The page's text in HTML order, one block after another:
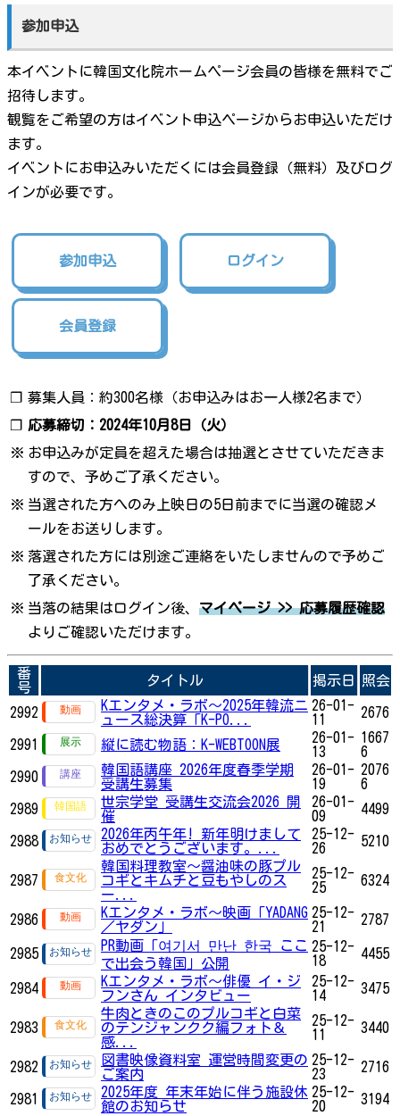
参加申込
本イベントに韓国文化院ホームページ会員の皆様を無料でご
招待します。
観覧をご希望の方はイベント申込ページからお申込いただけ
ます。
イベントにお申込みいただくには会員登録（無料）及びログ
インが必要です。
参加申込 ログイン
会員登録
❐ 募集人員：約300名様（お申込みはお一人様2名まで）
❐ 応募締切：2024年10月8日（火）
※ お申込みが定員を超えた場合は抽選とさせていただきま
すので、予めご了承ください。
※ 当選された方へのみ上映日の5日前までに当選の確認メ
ールをお送りします。
※ 落選された方には別途ご連絡をいたしませんので予めご
了承ください。
※ 当落の結果はログイン後、 マイページ >> 応募履歴確認
よりご確認いただけます。
番
号
タイトル 掲示日 照会
2992
Kエンタメ・ラボ～2025年韓流ニ
ュース総決算「K-PO...
26-01-
11
2676
2991 縦に読む物語：K-WEBTOON展
26-01-
13
1667
6
2990
韓国語講座 2026年度春季学期
受講生募集
26-01-
19
2076
6
2989
世宗学堂 受講生交流会2026 開
催
26-01-
09
4499
2988
2026年丙午年! 新年明けまして
おめでとうございます。...
25-12-
26
5210
2987
韓国料理教室～醤油味の豚プル
コギとキムチと豆もやしのス
ー...
25-12-
25
6324
2986
Kエンタメ・ラボ～映画「YADANG
／ヤダン」
25-12-
21
2787
2985
PR動画「여기서 만난 한국 ここ
で出会う韓国」公開
25-12-
18
4455
2984
Kエンタメ・ラボ～俳優 イ・ジ
フンさん インタビュー
25-12-
14
3475
2983
牛肉ときのこのプルコギと白菜
のテンジャンクク編フォト＆
感...
25-12-
11
3440
2982
図書映像資料室 運営時間変更の
ご案内
25-12-
23
2716
2981
2025年度 年末年始に伴う施設休
館のお知らせ
25-12-
20
3194